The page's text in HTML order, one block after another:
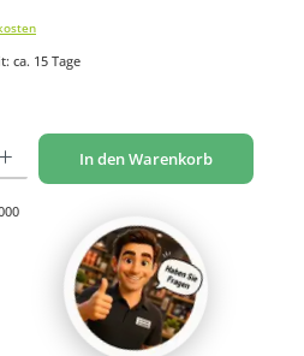
ca. 15 Tage
Wert ein oder benutze die Schaltflächen um
In den Warenkorb